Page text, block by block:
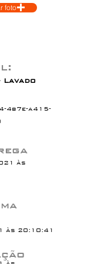
foto
Lavado
4b7e-a415-
às
às 20:10:41